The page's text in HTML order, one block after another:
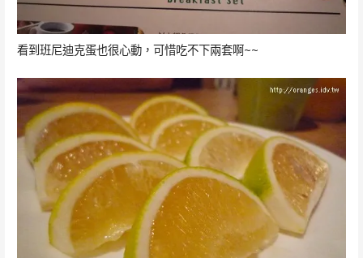
看到班尼迪克蛋也很心動，可惜吃不下兩套啊~~